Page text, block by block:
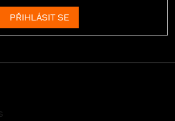
PŘIHLÁSIT SE